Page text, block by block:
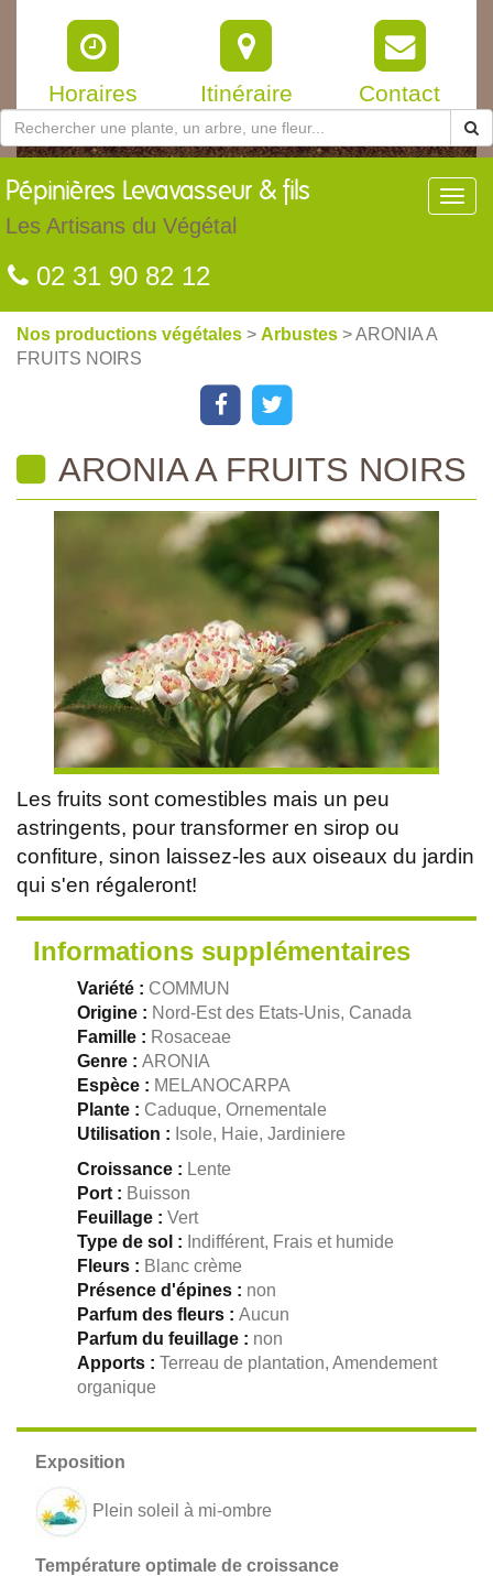
Horaires Itinéraire Contact
Pépinières Levavasseur & fils
Les Artisans du Végétal
02 31 90 82 12
Nos productions végétales > Arbustes > ARONIA A
FRUITS NOIRS
ARONIA A FRUITS NOIRS
Les fruits sont comestibles mais un peu
astringents, pour transformer en sirop ou
confiture, sinon laissez-les aux oiseaux du jardin
qui s'en régaleront!
Informations supplémentaires
Variété : COMMUN
Origine : Nord-Est des Etats-Unis, Canada
Famille : Rosaceae
Genre : ARONIA
Espèce : MELANOCARPA
Plante : Caduque, Ornementale
Utilisation : Isole, Haie, Jardiniere
Croissance : Lente
Port : Buisson
Feuillage : Vert
Type de sol : Indifférent, Frais et humide
Fleurs : Blanc crème
Présence d'épines : non
Parfum des fleurs : Aucun
Parfum du feuillage : non
Apports : Terreau de plantation, Amendement
organique
Plein soleil à mi-ombre